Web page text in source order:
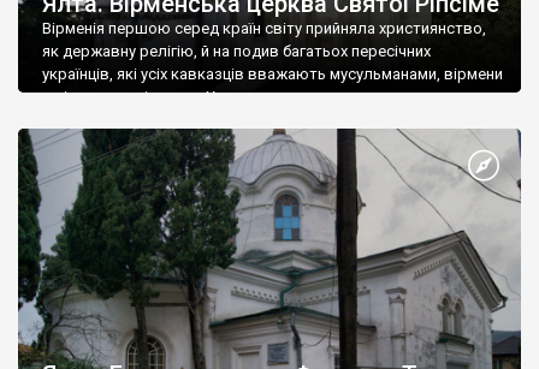
Вірменія першою серед країн світу прийняла християнство,
як державну релігію, й на подив багатьох пересічних
українців, які усіх кавказців вважають мусульманами, вірмени
є відданими вірянами Христа